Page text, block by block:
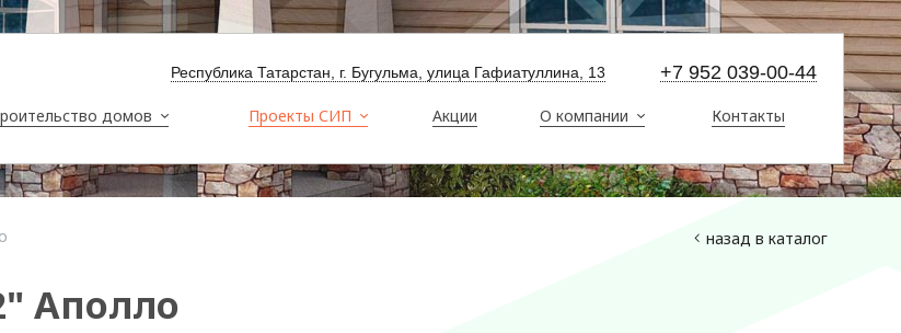
+7 952 039-00-44
Республика Татарстан, г. Бугульма, улица Гафиатуллина, 13
домов Проекты СИП Акции О компании Контакты
назад в каталог
Аполло